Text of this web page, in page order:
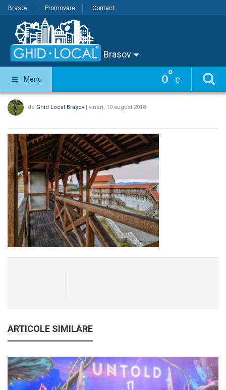
Brasov Promovare Contact
Brasov
0° C
Menu
de Ghid Local Brașov | vineri, 10 august 2018
ARTICOLE SIMILARE